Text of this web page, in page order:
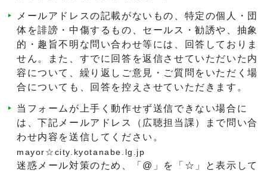
メールアドレスの記載がないもの、特定の個人・団
体を誹謗・中傷するもの、セールス・勧誘や、抽象
的・趣旨不明な問い合わせ等には、回答しておりま
せん。また、すでに回答を返信させていただいた内
容について、繰り返しご意見・ご質問をいただく場
合についても、回答を控えさせていただきます。
当フォームが上手く動作せず送信できない場合に
は、下記メールアドレス（広聴担当課）まで問い合
わせ内容を送信してください。
mayor☆city.kyotanabe.lg.jp
迷惑メール対策のため、「@」を「☆」と表示して